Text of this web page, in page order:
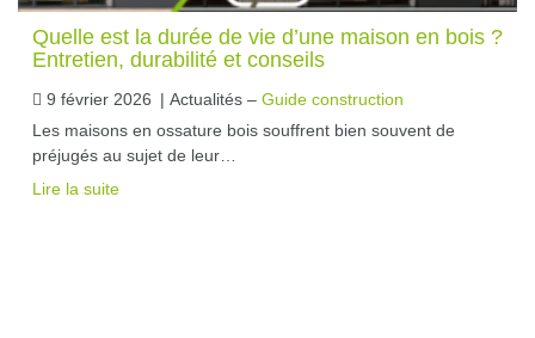
Quelle est la durée de vie d’une maison en bois ?
Entretien, durabilité et conseils
9 février 2026 | Actualités – Guide construction
Les maisons en ossature bois souffrent bien souvent de
préjugés au sujet de leur…
Lire la suite